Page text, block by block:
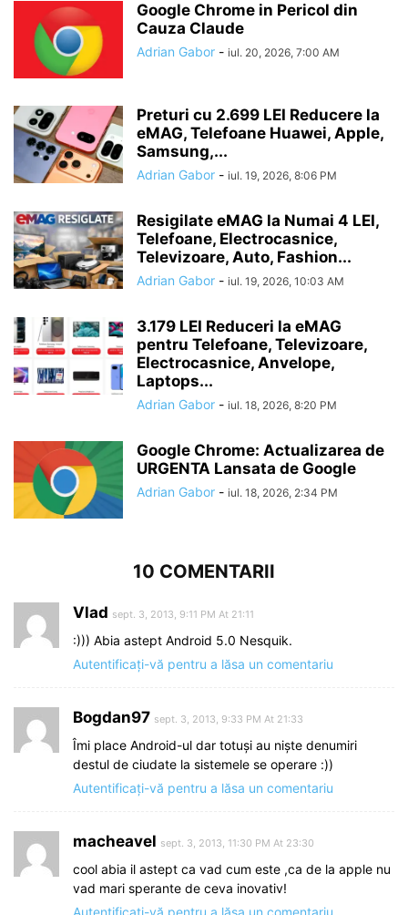
Google Chrome in Pericol din
Cauza Claude
Adrian Gabor - iul. 20, 2026, 7:00 AM
Preturi cu 2.699 LEI Reducere la
eMAG, Telefoane Huawei, Apple,
Samsung,...
Adrian Gabor - iul. 19, 2026, 8:06 PM
Resigilate eMAG la Numai 4 LEI,
Telefoane, Electrocasnice,
Televizoare, Auto, Fashion...
Adrian Gabor - iul. 19, 2026, 10:03 AM
3.179 LEI Reduceri la eMAG
pentru Telefoane, Televizoare,
Electrocasnice, Anvelope,
Laptops...
Adrian Gabor - iul. 18, 2026, 8:20 PM
Google Chrome: Actualizarea de
URGENTA Lansata de Google
Adrian Gabor - iul. 18, 2026, 2:34 PM
10 COMENTARII
Vlad sept. 3, 2013, 9:11 PM At 21:11
:))) Abia astept Android 5.0 Nesquik.
Autentificați-vă pentru a lăsa un comentariu
Bogdan97 sept. 3, 2013, 9:33 PM At 21:33
Îmi place Android-ul dar totuși au niște denumiri
destul de ciudate la sistemele se operare :))
Autentificați-vă pentru a lăsa un comentariu
macheavel sept. 3, 2013, 11:30 PM At 23:30
cool abia il astept ca vad cum este ,ca de la apple nu
vad mari sperante de ceva inovativ!